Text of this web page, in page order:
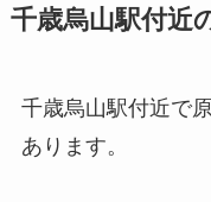
千歳烏山駅付近
千歳烏山駅付近で
あります。